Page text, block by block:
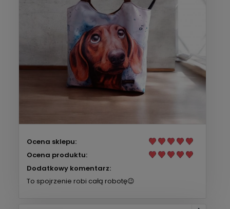
Ocena sklepu:
Ocena produktu:
Dodatkowy komentarz:
To spojrzenie robi całą robotę😉